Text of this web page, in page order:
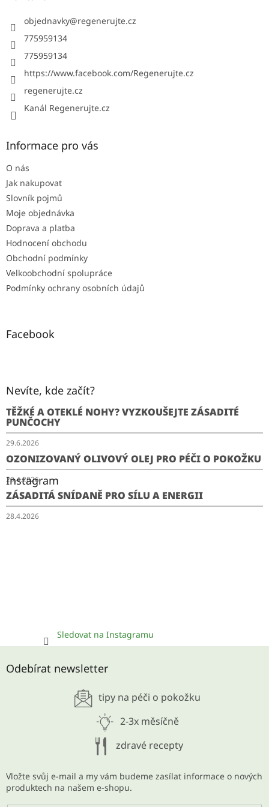
objednavky@regenerujte.cz
775959134
775959134
https://www.facebook.com/Regenerujte.cz
regenerujte.cz
Kanál Regenerujte.cz
Informace pro vás
O nás
Jak nakupovat
Slovník pojmů
Moje objednávka
Doprava a platba
Hodnocení obchodu
Obchodní podmínky
Velkoobchodní spolupráce
Podmínky ochrany osobních údajů
Facebook
Nevíte, kde začít?
TĚŽKÉ A OTEKLÉ NOHY? VYZKOUŠEJTE ZÁSADITÉ
PUNČOCHY
29.6.2026
OZONIZOVANÝ OLIVOVÝ OLEJ PRO PÉČI O POKOŽKU
29.4.2026
ZÁSADITÁ SNÍDANĚ PRO SÍLU A ENERGII
28.4.2026
Instagram
Sledovat na Instagramu
Odebírat newsletter
tipy na péči o pokožku
2-3x měsíčně
zdravé recepty
Vložte svůj e-mail a my vám budeme zasílat informace o nových
produktech na našem e-shopu.